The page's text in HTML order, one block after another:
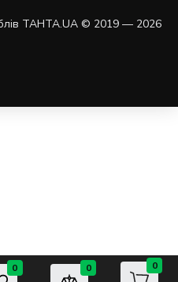
0 0 0
TAHTA.UA © 2019 — 2026